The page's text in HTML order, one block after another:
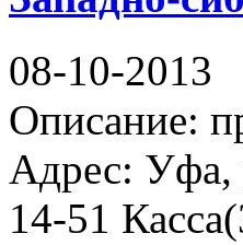
08-10-2013
Описание:
Адрес: Уфа,
14-51